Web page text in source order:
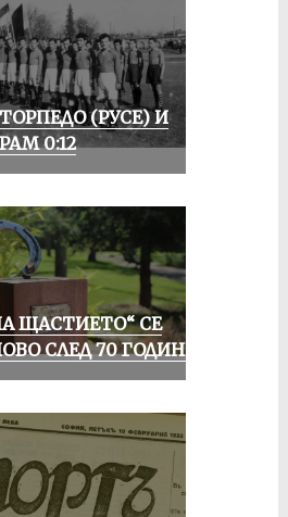
(РУСЕ) И
0:12
ЩАСТИЕТО“ СЕ
СЛЕД 70 ГОДИНИ